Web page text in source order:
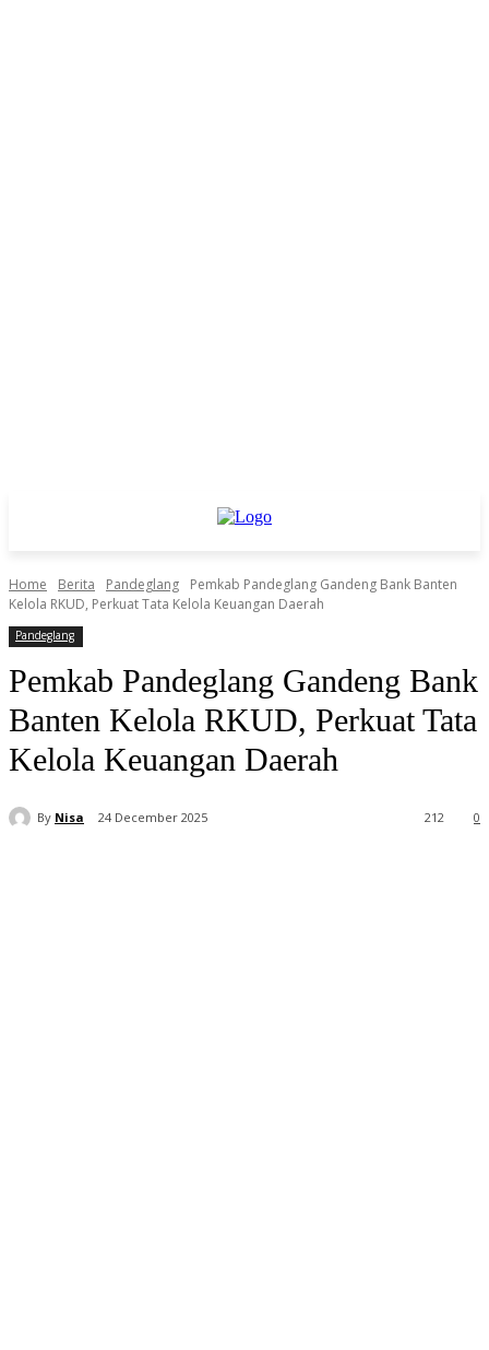
Home Berita Pandeglang
Pemkab Pandeglang Gandeng Bank Banten
Kelola RKUD, Perkuat Tata Kelola Keuangan Daerah
Pandeglang
Pemkab Pandeglang Gandeng Bank
Banten Kelola RKUD, Perkuat Tata
Kelola Keuangan Daerah
By Nisa 24 December 2025 0
212